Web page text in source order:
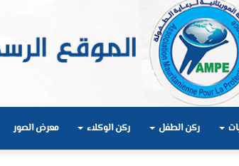
ركن الطفل ركن الوكلاء معرض الصور